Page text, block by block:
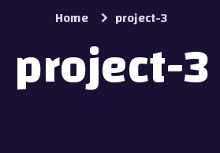
Home project-3
project-3